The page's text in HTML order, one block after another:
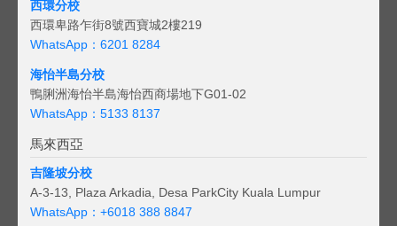
西環分校
西環卑路乍街8號西寶城2樓219
WhatsApp：6201 8284
海怡半島分校
鴨脷洲海怡半島海怡西商場地下G01-02
WhatsApp：5133 8137
馬來西亞
吉隆坡分校
A-3-13, Plaza Arkadia, Desa ParkCity Kuala Lumpur
WhatsApp： +6018 388 8847